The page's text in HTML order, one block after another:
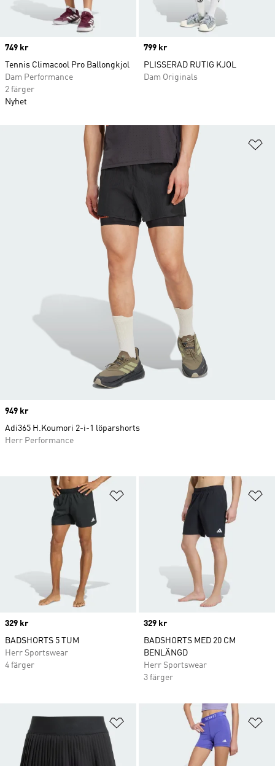
Price
749 kr
Tennis Climacool Pro Ballongkjol
Dam Performance
2 färger
Nyhet
Price
799 kr
PLISSERAD RUTIG KJOL
Dam Originals
Lägg till på önskelistan
Price
329 kr
BADSHORTS 5 TUM
Herr Sportswear
4 färger
Price
329 kr
BADSHORTS MED 20 CM
BENLÄNGD
Herr Sportswear
3 färger
Lägg till på önskelistan
Price
949 kr
Adi365 H.Koumori 2-i-1 löparshorts
Herr Performance